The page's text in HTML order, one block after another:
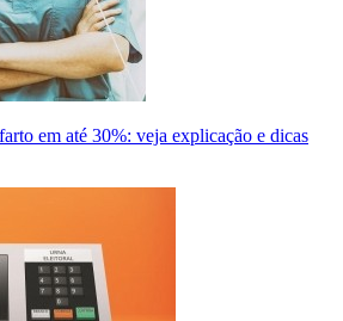
em até 30%: veja explicação e dicas